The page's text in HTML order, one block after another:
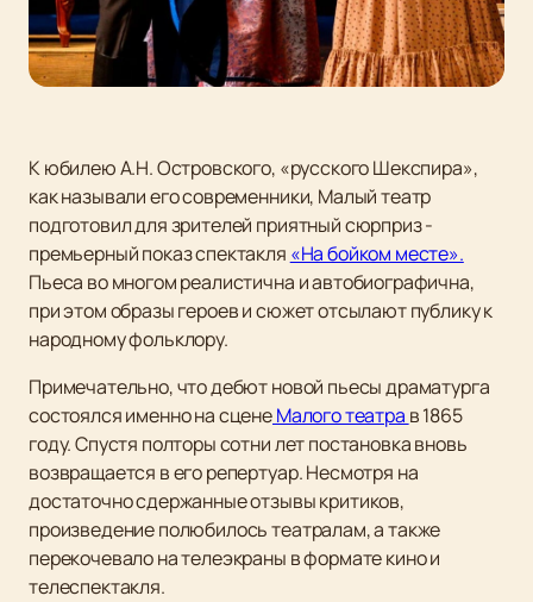
К юбилею А.Н. Островского, «русского Шекспира»,
как называли его современники, Малый театр
подготовил для зрителей приятный сюрприз -
премьерный показ спектакля «На бойком месте».
Пьеса во многом реалистична и автобиографична,
при этом образы героев и сюжет отсылают публику к
народному фольклору.
Примечательно, что дебют новой пьесы драматурга
состоялся именно на сценеМалого театра в 1865
году. Спустя полторы сотни лет постановка вновь
возвращается в его репертуар. Несмотря на
достаточно сдержанные отзывы критиков,
произведение полюбилось театралам, а также
перекочевало на телеэкраны в формате кино и
телеспектакля.